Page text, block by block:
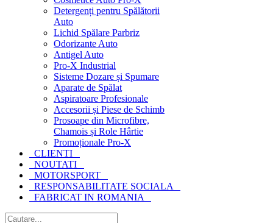
Detergenți pentru Spălătorii
Auto
Lichid Spălare Parbriz
Odorizante Auto
Antigel Auto
Pro-X Industrial
Sisteme Dozare și Spumare
Aparate de Spălat
Aspiratoare Profesionale
Accesorii și Piese de Schimb
Prosoape din Microfibre,
Chamois și Role Hârtie
Promoționale Pro-X
CLIENTI
NOUTATI
MOTORSPORT
RESPONSABILITATE SOCIALA
FABRICAT IN ROMANIA
Cautare...